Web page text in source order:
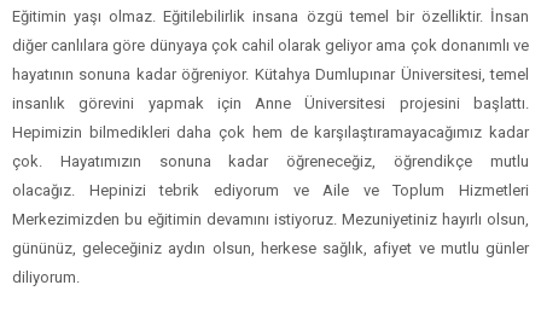
Eğitimin yaşı olmaz. Eğitilebilirlik insana özgü temel bir özelliktir. İnsan
diğer canlılara göre dünyaya çok cahil olarak geliyor ama çok donanımlı ve
hayatının sonuna kadar öğreniyor. Kütahya Dumlupınar Üniversitesi, temel
insanlık görevini yapmak için Anne Üniversitesi projesini başlattı.
Hepimizin bilmedikleri daha çok hem de karşılaştıramayacağımız kadar
çok. Hayatımızın sonuna kadar öğreneceğiz, öğrendikçe mutlu
olacağız. Hepinizi tebrik ediyorum ve Aile ve Toplum Hizmetleri
Merkezimizden bu eğitimin devamını istiyoruz. Mezuniyetiniz hayırlı olsun,
gününüz, geleceğiniz aydın olsun, herkese sağlık, afiyet ve mutlu günler
diliyorum.